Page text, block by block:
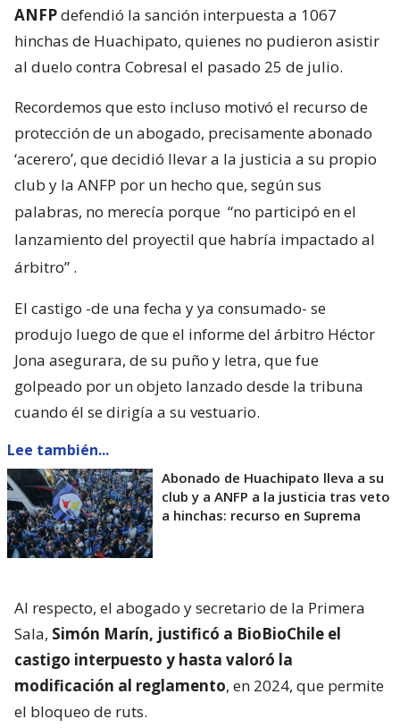
ANFPdefendió la sanción interpuesta a 1067
hinchas de Huachipato, quienes no pudieron asistir
al duelo contra Cobresal el pasado 25 de julio.
Recordemos que esto incluso motivó el recurso de
protección de un abogado, precisamente abonado
‘acerero’, que decidió llevar a la justicia a su propio
club y la ANFP por un hecho que, según sus
palabras, no merecía porque “no participó en el
lanzamiento del proyectil que habría impactado al
árbitro” .
El castigo -de una fecha y ya consumado- se
produjo luego de que el informe del árbitro Héctor
Jona asegurara, de su puño y letra, que fue
golpeado por un objeto lanzado desde la tribuna
cuando él se dirigía a su vestuario.
Lee también...
Abonado de Huachipato lleva a su
club y a ANFP a la justicia tras veto
a hinchas: recurso en Suprema
Al respecto, el abogado y secretario de la Primera
Sala, Simón Marín, justificó a BioBioChile el
castigo interpuesto y hasta valoró la
modificación al reglamento, en 2024, que permite
el bloqueo de ruts.